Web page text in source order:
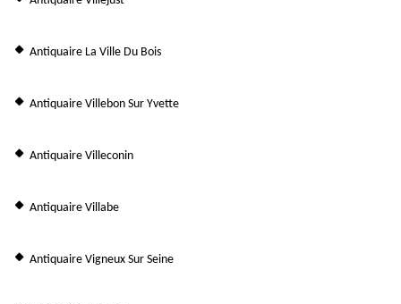
Antiquaire La Ville Du Bois
Antiquaire Villebon Sur Yvette
Antiquaire Villeconin
Antiquaire Villabe
Antiquaire Vigneux Sur Seine